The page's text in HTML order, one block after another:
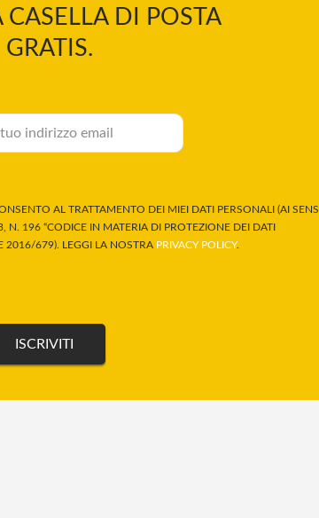
CASELLA DI POSTA
GRATIS.
AL TRATTAMENTO DEI MIEI DATI PERSONALI (AI SENSI
N. 196 “CODICE IN MATERIA DI PROTEZIONE DEI DATI
2016/679). LEGGI LA NOSTRA PRIVACY POLICY.